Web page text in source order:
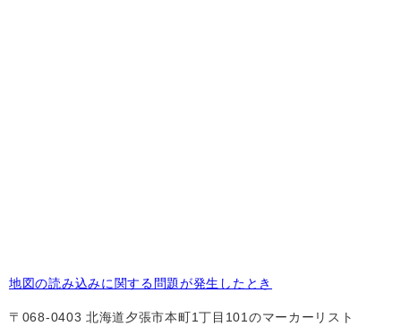
地図の読み込みに関する問題が発生したとき
〒068-0403 北海道夕張市本町1丁目101のマーカーリスト